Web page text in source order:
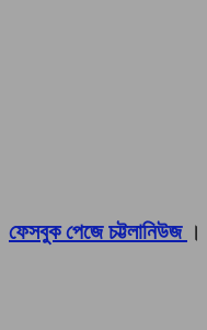
ফেসবুক পেজে চট্টলানিউজ ।